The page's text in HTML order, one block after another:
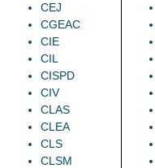
CEJ
CGEAC
CIE
CIL
CISPD
CIV
CLAS
CLEA
CLS
CLSM